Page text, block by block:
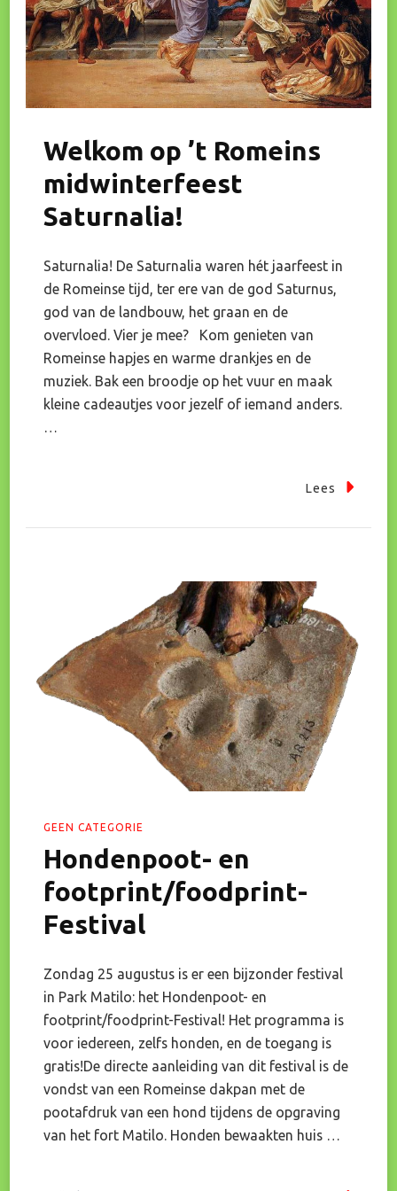
Welkom op ’t Romeins
midwinterfeest
Saturnalia!
Saturnalia! De Saturnalia waren hét jaarfeest in
de Romeinse tijd, ter ere van de god Saturnus,
god van de landbouw, het graan en de
overvloed. Vier je mee? Kom genieten van
Romeinse hapjes en warme drankjes en de
muziek. Bak een broodje op het vuur en maak
kleine cadeautjes voor jezelf of iemand anders.
Lees
GEEN CATEGORIE
Hondenpoot- en
footprint/foodprint-
Festival
Zondag 25 augustus is er een bijzonder festival
in Park Matilo: het Hondenpoot- en
footprint/foodprint-Festival! Het programma is
voor iedereen, zelfs honden, en de toegang is
gratis!De directe aanleiding van dit festival is de
vondst van een Romeinse dakpan met de
pootafdruk van een hond tijdens de opgraving
van het fort Matilo. Honden bewaakten huis …